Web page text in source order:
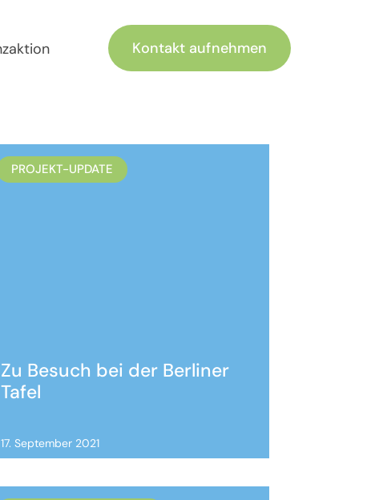
Kontakt aufnehmen
PROJEKT-UPDATE
Zu Besuch bei der Berliner
Tafel
17. September 2021